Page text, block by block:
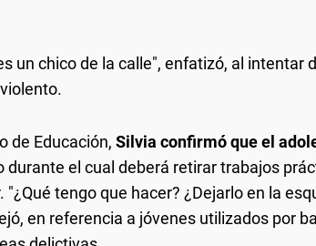
un chico de la calle", enfatizó, al intentar
de Educación, Silvia confirmó que el
durante el cual deberá retirar trabajos
tengo que hacer? ¿Dejarlo en la
en referencia a jóvenes utilizados por